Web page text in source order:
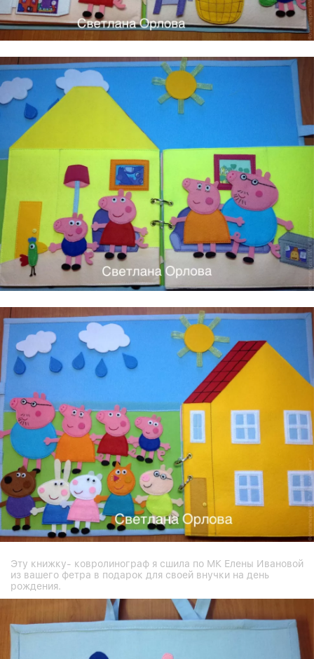
Эту книжку- ковролинограф я сшила по МК Елены Ивановой
из вашего фетра в подарок для своей внучки на день
рождения.